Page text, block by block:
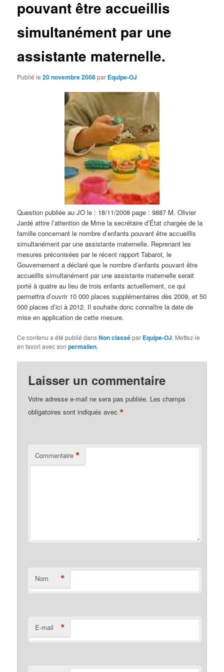
e
a
t
c
e
pouvant être accueillis
simultanément par une
assistante maternelle.
Publié le20 novembre 2008par Equipe-OJ
Question publiée au JO le : 18/11/2008 page : 9887 M. Olivier
Jardé attire l’attention de Mme la secrétaire d’État chargée de la
famille concernant le nombre d’enfants pouvant être accueillis
simultanément par une assistante maternelle. Reprenant les
mesures préconisées par le récent rapport Tabarot, le
Gouvernement a déclaré que le nombre d’enfants pouvant être
accueillis simultanément par une assistante maternelle serait
porté à quatre au lieu de trois enfants actuellement, ce qui
permettra d’ouvrir 10 000 places supplémentaires dès 2009, et 50
000 places d’ici à 2012. Il souhaite donc connaître la date de
mise en application de cette mesure.
Ce contenu a été publié dansNon classépar Equipe-OJ. Mettez-le
en favori avec sonpermalien.
Laisser un commentaire
Votre adresse e-mail ne sera pas publiée. Les champs
obligatoires sont indiqués avec*
Commentaire *
Nom *
E-mail *